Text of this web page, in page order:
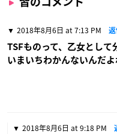
2018年8月6日 at 7:13 PM 返
TSFものって、乙女とし
いまいちわかんないんだよ
2018年8月6日 at 9:18 PM